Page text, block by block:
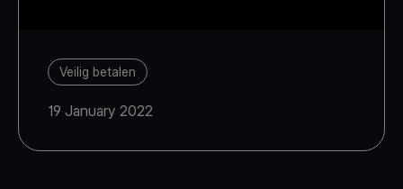
Veilig betalen
19 January 2022